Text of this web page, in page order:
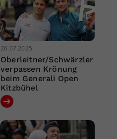
26.07.2025
Oberleitner/Schwärzler
verpassen Krönung
beim Generali Open
Kitzbühel